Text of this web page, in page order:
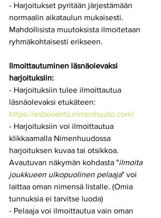
- Harjoitukset pyritään järjestämään
normaalin aikataulun mukaisesti.
Mahdollisista muutoksista ilmoitetaan
ryhmäkohtaisesti erikseen.
Ilmoittautuminen läsnäolevaksi
harjoituksiin:
- Harjoituksiin tulee ilmoittautua
läsnäolevaksi etukäteen:
https://esbevents.nimenhuuto.com/
- Harjoituksiin voi ilmoittautua
klikkaamalla Nimenhuudossa
harjoituksen kuvaa tai otsikkoa.
Avautuvan näkymän kohdasta "ilmoita
joukkueen ulkopuolinen pelaaja" voi
laittaa oman nimensä listalle. (Omia
tunnuksia ei tarvitse luoda)
- Pelaaja voi ilmoittautua vain oman